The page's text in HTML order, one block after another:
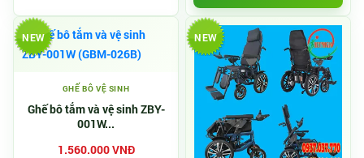
NEW
GHẾ BÔ VỆ SINH
Ghế bô tắm và vệ sinh ZBY-
001W...
1.560.000 VNĐ
NEW